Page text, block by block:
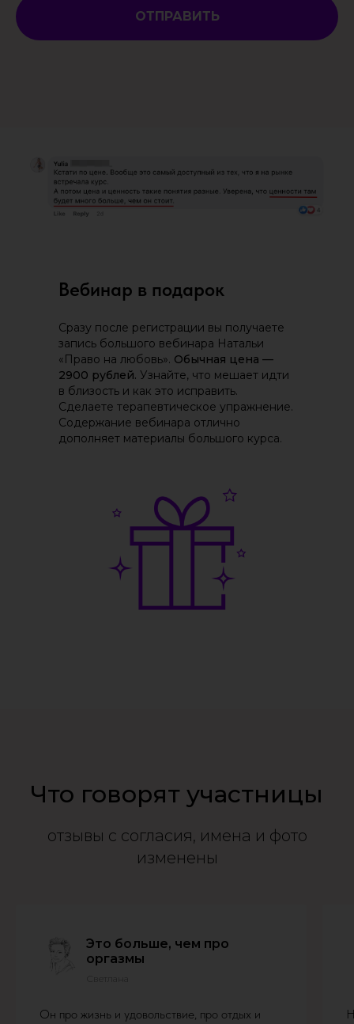
ОТПРАВИТЬ
Сразу после регистрации вы получаете
запись большого вебинара Натальи
«Право на любовь». Обычная цена —
2900 рублей. Узнайте, что мешает идти
в близость и как это исправить.
Сделаете терапевтическое упражнение.
Содержание вебинара отлично
дополняет материалы большого курса.
Вебинар в подарок
Что говорят участницы
отзывы с согласия, имена и фото
изменены
Это больше, чем про
оргазмы
Он про жизнь и удовольствие, про отдых и